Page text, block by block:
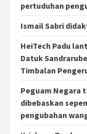
pertuduhan
Ismail Sabri
HeiTech Padu
Datuk
Timbalan
Peguam Negara
dibebaskan
pengubahan